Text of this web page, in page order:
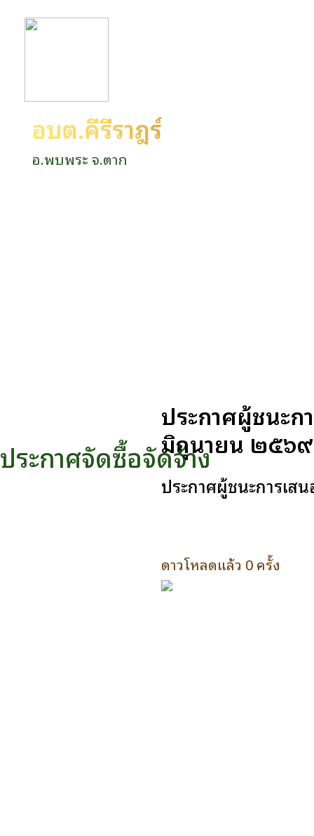
อบต.คีรีราษฎร์
อ.พบพระ จ.ตาก
ประกาศจัดซื้อจัดจ้าง
ประกาศผู้ชนะก
มิถุนายน ๒๕๖๙
ประกาศผู้ชนะการเส
ดาวโหลดแล้ว 0 ครั้ง